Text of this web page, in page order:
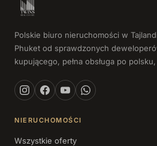
Polskie biuro nieruchomości w
Phuket od sprawdzonych
kupującego, pełna obsługa po
NIERUCHOMOŚCI
Wszystkie oferty